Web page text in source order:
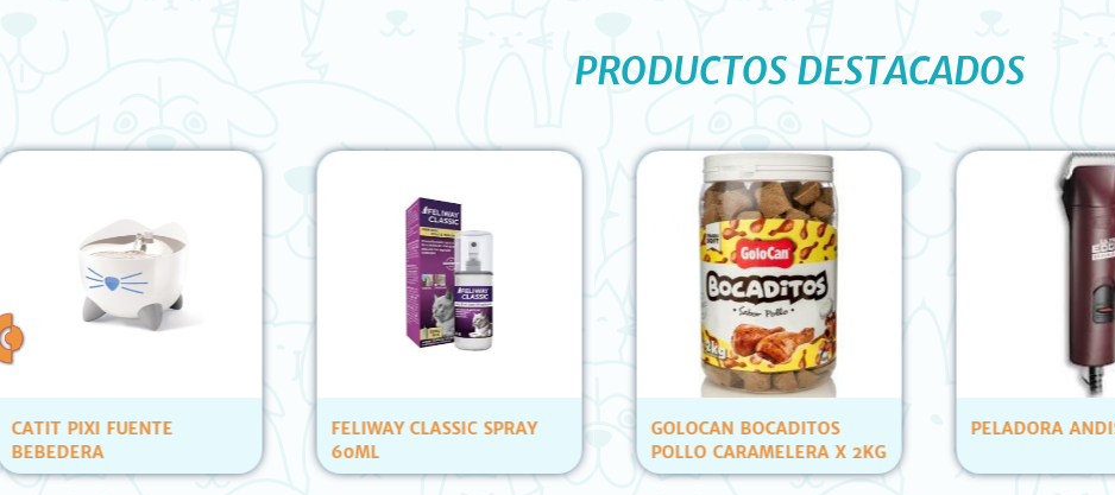
PRODUCTOS DESTACADOS
FELIWAY CLASSIC SPRAY
60ML
GOLOCAN BOCADITOS
POLLO CARAMELERA X 2KG
PELADORA ANDIS AGCB
PETS CLASS
ATUN Y
(12 UNID)